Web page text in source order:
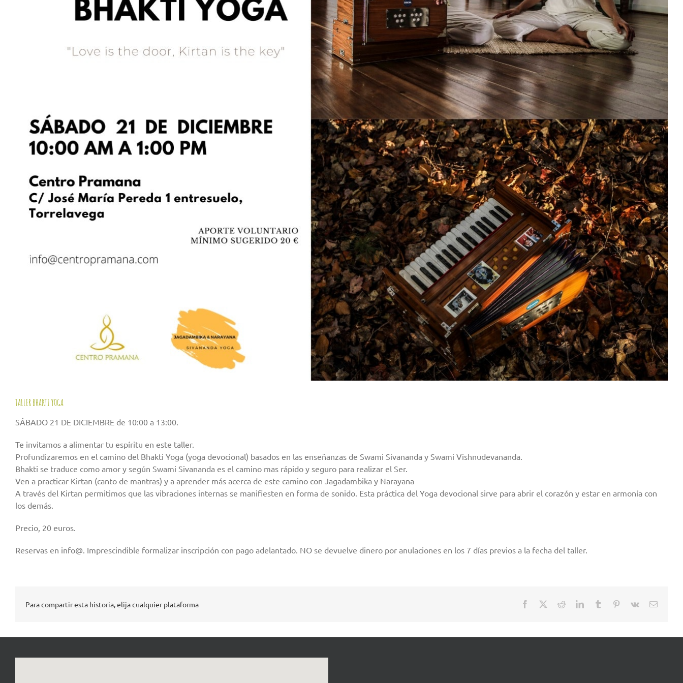
TALLER BHAKTI YOGA
SÁBADO 21 DE DICIEMBRE de 10:00 a 13:00.
Te invitamos a alimentar tu espíritu en este taller.
Profundizaremos en el camino del Bhakti Yoga (yoga devocional) basados en las enseñanzas de Swami Sivananda y Swami Vishnudevananda.
Bhakti se traduce como amor y según Swami Sivananda es el camino mas rápido y seguro para realizar el Ser.
Ven a practicar Kirtan (canto de mantras) y a aprender más acerca de este camino con Jagadambika y Narayana
A través del Kirtan permitimos que las vibraciones internas se manifiesten en forma de sonido. Esta práctica del Yoga devocional sirve para abrir el corazón y estar en armonía con
los demás.
Precio, 20 euros.
Reservas en info@. Imprescindible formalizar inscripción con pago adelantado. NO se devuelve dinero por anulaciones en los 7 días previos a la fecha del taller.
Para compartir esta historia, elija cualquier plataforma Facebook RedditLinkedInTumblr Pinterest
Vk
Correo